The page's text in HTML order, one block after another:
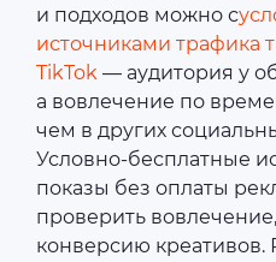
и подходов можно с
источниками трафика
TikTok — аудитория у
а вовлечение по
чем в других
Условно-бесплатные
показы без оплаты
проверить
конверсию